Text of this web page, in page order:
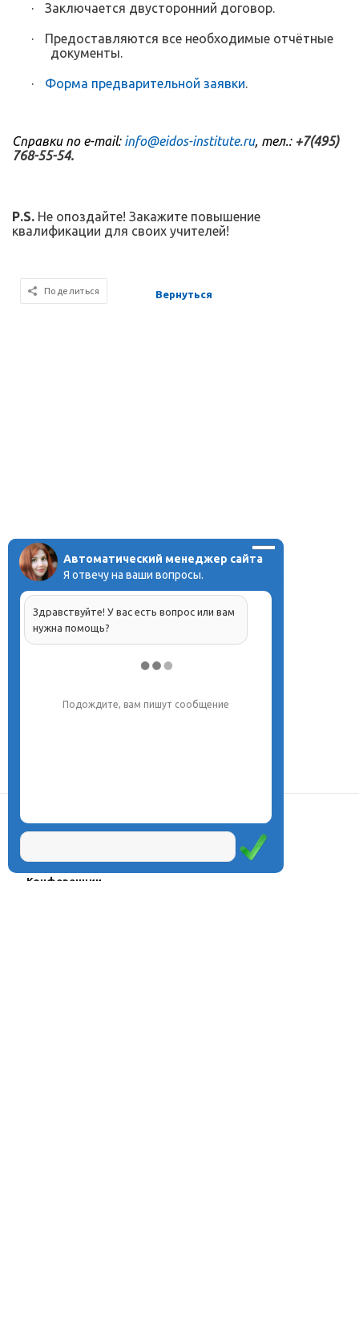
· Заключается двусторонний договор.
·
Предоставляются все необходимые отчётные
документы.
· Форма предварительной заявки.
Справки по e-mail: info@eidos-institute.ru, тел.: +7(495)
768-55-54.
P.S. Не опоздайте! Закажите повышение
квалификации для своих учителей!
Поделиться Вернуться
Проекты
Олимпиады
Конферeнции
Автоматический менеджер сайта
Я отвечу на ваши вопросы.
Здравствуйте! У вас есть вопрос или вам
нужна помощь?
Напишите, что вас интересует, и мы вам